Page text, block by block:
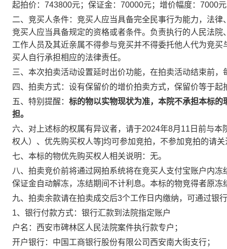
起拍价： 743800元；保证金： 70000元；增价幅度： 7000
二、竞买人条件：竞买人应当具备完全民事行为能力，法
竞买人应当具备规定的资格或者条件。负责执行的人民法
工作人员及其近亲属不得参与竞买并不得委托他人代为竞
买人自行承担相应的法律责任。
三、本次拍卖活动设置延时出价功能，在拍卖活动结束前，
四、拍卖方式：设有保留价的增价拍卖方式， 保留价等于起
五、 特别提醒 ： 标的物以实物现状为准，本院不承担本标
担。
六、对上述标的权属有异议者，请于2024年8月 11 日 前与本
权人）、优先购买权人等]均可参加竞拍，不参加竞拍的请
七、本标的物优先购买权人相关说明：无。
八、拍卖竞价前将通过网拍系统将在竞买人支付宝账户内
保证金自动解冻，冻结期间不计利息。本标的物竞得者原
九、拍卖余款请在拍卖成交后3个工作日 内缴纳，可通过银
1、银行付款方式：银行汇款到法院指定账户
户名：西安市碑林区人民法院案件执行款专户；
开户银行：中国工商银行股份有限公司西安南大街支行；